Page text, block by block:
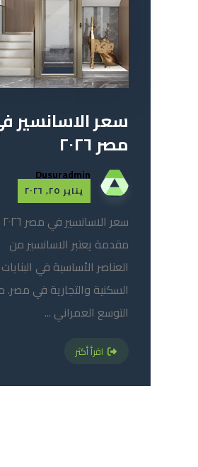
سعر الاسانسير
مصر ٢٠٢٦
Dusuradmin
يناير ٢٥, ٢٠٢٦
سعر الاسانسير في مصر ٢٠٢٦
مقدمة يعتبر الاسانسير من
العناصر الأساسية في البنايات
السكنية والتجارية في مصر.
التوسع العمراني ...
اقرأ أكثر